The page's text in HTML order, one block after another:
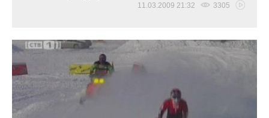
11.03.2009 21:32 3305